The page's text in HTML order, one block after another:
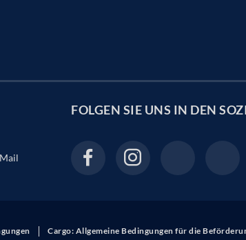
FOLGEN SIE UNS IN DEN
Cargo: Allgemeine Bedingungen für die